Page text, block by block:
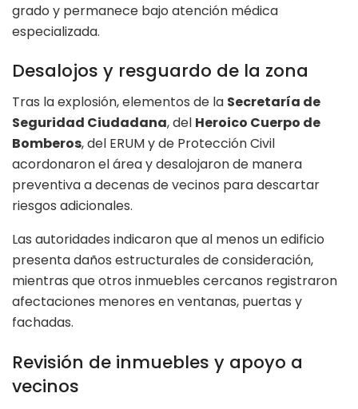
grado y permanece bajo atención médica
especializada.
Desalojos y resguardo de la zona
Tras la explosión, elementos de la Secretaría de
Seguridad Ciudadana, del Heroico Cuerpo de
Bomberos, del ERUM y de Protección Civil
acordonaron el área y desalojaron de manera
preventiva a decenas de vecinos para descartar
riesgos adicionales.
Las autoridades indicaron que al menos un edificio
presenta daños estructurales de consideración,
mientras que otros inmuebles cercanos registraron
afectaciones menores en ventanas, puertas y
fachadas.
Revisión de inmuebles y apoyo a
vecinos